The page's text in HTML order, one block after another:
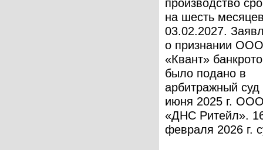
на шесть
03.02.2027.
о признании ООО
«Квант»
было подано в
арбитражный суд
июня 2025 г.
«ДНС Ритейл».
февраля 2026 г.